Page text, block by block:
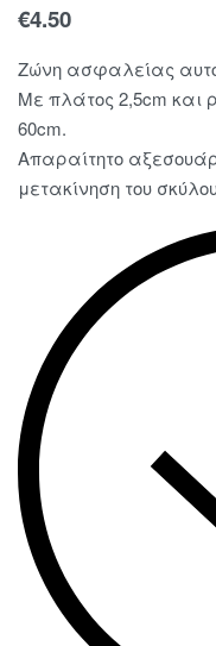
€4.50
Ζώνη ασφαλείας
Με πλάτος 2,5cm και
60cm.
Απαραίτητο
μετακίνηση του